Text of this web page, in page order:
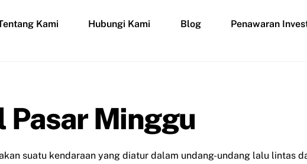
Kami Hubungi Kami Blog Penawaran
Pasar Minggu
suatu kendaraan yang diatur dalam undang-undang lalu lintas